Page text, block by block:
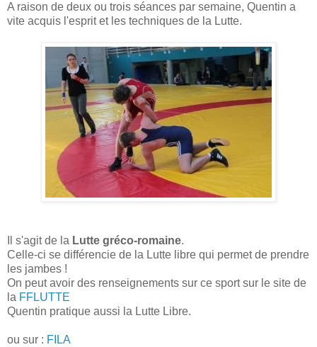
A raison de deux ou trois séances par semaine, Quentin a
vite acquis l'esprit et les techniques de la Lutte.
Il s'agit de la Lutte gréco-romaine.
Celle-ci se différencie de la Lutte libre qui permet de prendre
les jambes !
On peut avoir des renseignements sur ce sport sur le site de
la FFLUTTE
Quentin pratique aussi la Lutte Libre.
ou sur : FILA